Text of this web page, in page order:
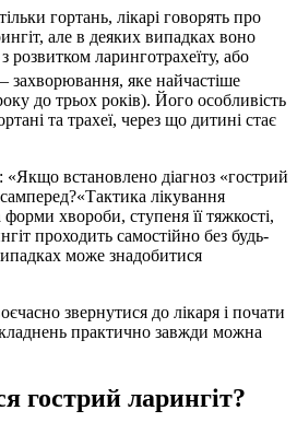
гортань, лікарі говорять про
але в деяких випадках воно
ларинготрахеїту, або
яке найчастіше
до трьох років). Його особливість
та трахеї, через що дитині стає
«Якщо встановлено діагноз «гострий
лікування
хвороби, ступеня її тяжкості,
проходить самостійно без будь-
може знадобитися
звернутися до лікаря і почати
практично завжди можна
гострий ларингіт?